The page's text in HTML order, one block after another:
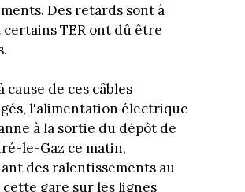
Des retards sont à
TER ont dû être
cause de ces câbles
l'alimentation électrique
à la sortie du dépôt de
le-Gaz ce matin,
des ralentissements au
gare sur les lignes